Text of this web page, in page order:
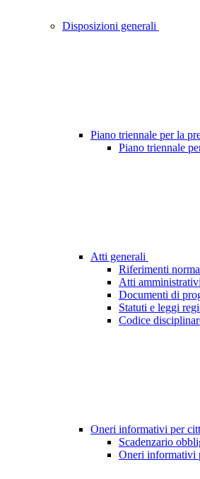
Disposizioni generali
Piano triennale per la
Piano triennale
Atti generali
Riferimenti
Atti
Documenti di
Statuti e leggi
Codice
Oneri informativi per
Scadenzario
Oneri informativi